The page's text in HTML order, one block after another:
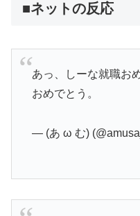
■ネットの反応
あっ、しーな就職お
おめでとう。
— (あ ω む)